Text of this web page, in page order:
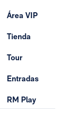
Área VIP
Tienda
Tour
Entradas
RM Play